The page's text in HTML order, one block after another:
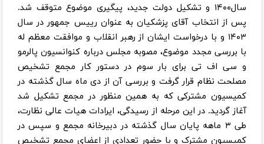
سال۱۴۰۰ و تشکیل دولت جدید، پیگیری موضوع متوقف شد.
پس از انتخاب آقای پزشکیان به عنوان رییس جمهور در سال
۱۴۰۳ و با درخواست ایشان از رهبر انقلاب و موافقت معظم له
با بررسی مجدد موضوع، مصوبه مجلس درباره کنوانسیون پالرمو
و سی اف تی برای بار سوم در دستور کار مجمع تشخیص
مصلحت نظام قرار گرفت و بررسی آن از دی ماه سال گذشته در
کمیسیون مشترکی که به همین منظور در مجمع تشکیل شد
آغاز گردید. در این مرحله از رسیدگی، ایرادات هیات عالی نظارت،
طی ۳ ماهه پایان سال گذشته در دبیرخانه مجمع و سپس در
کمیسیون مشترک و با حضور تعدادی از اعضای مجمع تشخیص